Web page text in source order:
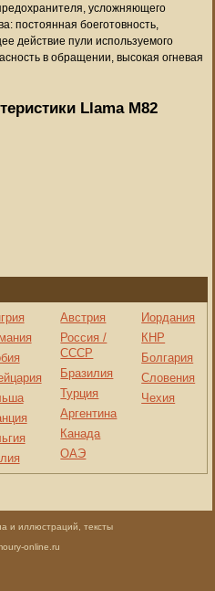
усложняющего
постоянная боеготовность,
действие пули используемого
в обращении, высокая огневая
Llama M82
Австрия
Россия /
СССР
Бразилия
Турция
Аргентина
Канада
ОАЭ
Иордания
КНР
Болгария
Словения
Чехия
и иллюстраций, тексты
online.ru